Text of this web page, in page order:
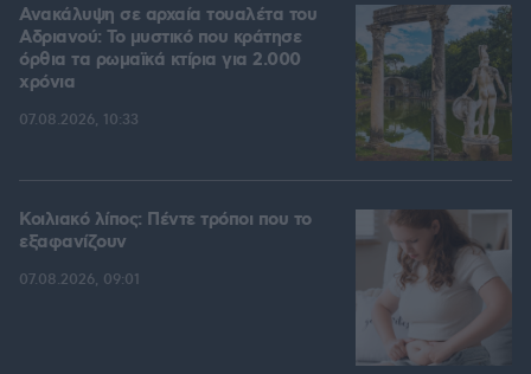
Ανακάλυψη σε αρχαία τουαλέτα του
Αδριανού: Το μυστικό που κράτησε
όρθια τα ρωμαϊκά κτίρια για 2.000
χρόνια
07.08.2026, 10:33
Κοιλιακό λίπος: Πέντε τρόποι που το
εξαφανίζουν
07.08.2026, 09:01